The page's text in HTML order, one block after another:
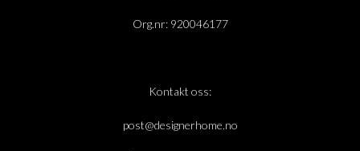
Org.nr: 920046177
Kontakt oss:
post@designerhome.no